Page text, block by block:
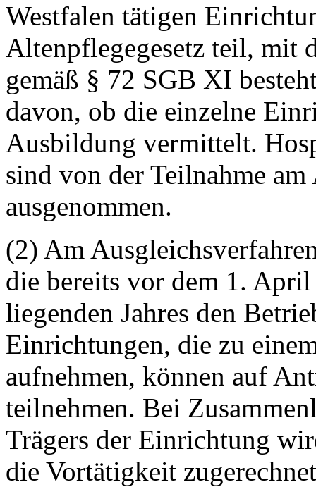
Westfalen tätigen
Altenpflegegesetz teil, mit
gemäß § 72 SGB XI
davon, ob die einzelne
Ausbildung vermittelt.
sind von der Teilnahme
ausgenommen.
(2) Am
die bereits vor dem 1.
liegenden Jahres den
Einrichtungen, die zu
aufnehmen, können auf
teilnehmen. Bei
Trägers der Einrichtung
die Vortätigkeit